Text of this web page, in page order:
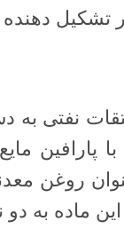
تشکیل
نفتی به
پارافین
روغن
ماده به